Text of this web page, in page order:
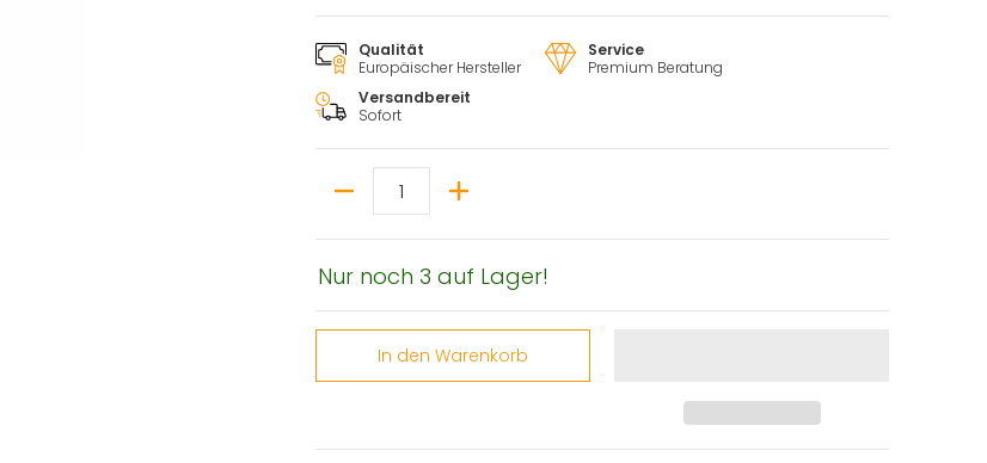
Qualität
Europäischer Hersteller
Service
Premium Beratung
Versandbereit
Sofort
Nur noch 3 auf Lager!
In den Warenkorb